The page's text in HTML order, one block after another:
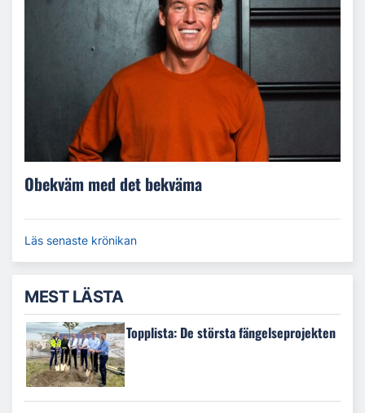
Obekväm med det bekväma
Läs senaste krönikan
MEST LÄSTA
Topplista: De största fängelseprojekten